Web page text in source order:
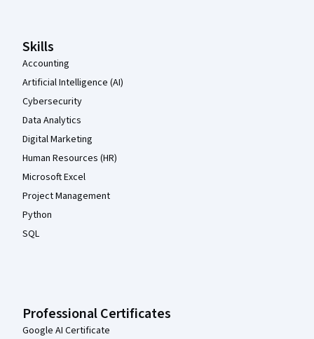
Skills
Accounting
Artificial Intelligence (AI)
Cybersecurity
Data Analytics
Digital Marketing
Human Resources (HR)
Microsoft Excel
Project Management
Python
SQL
Professional Certificates
Google AI Certificate